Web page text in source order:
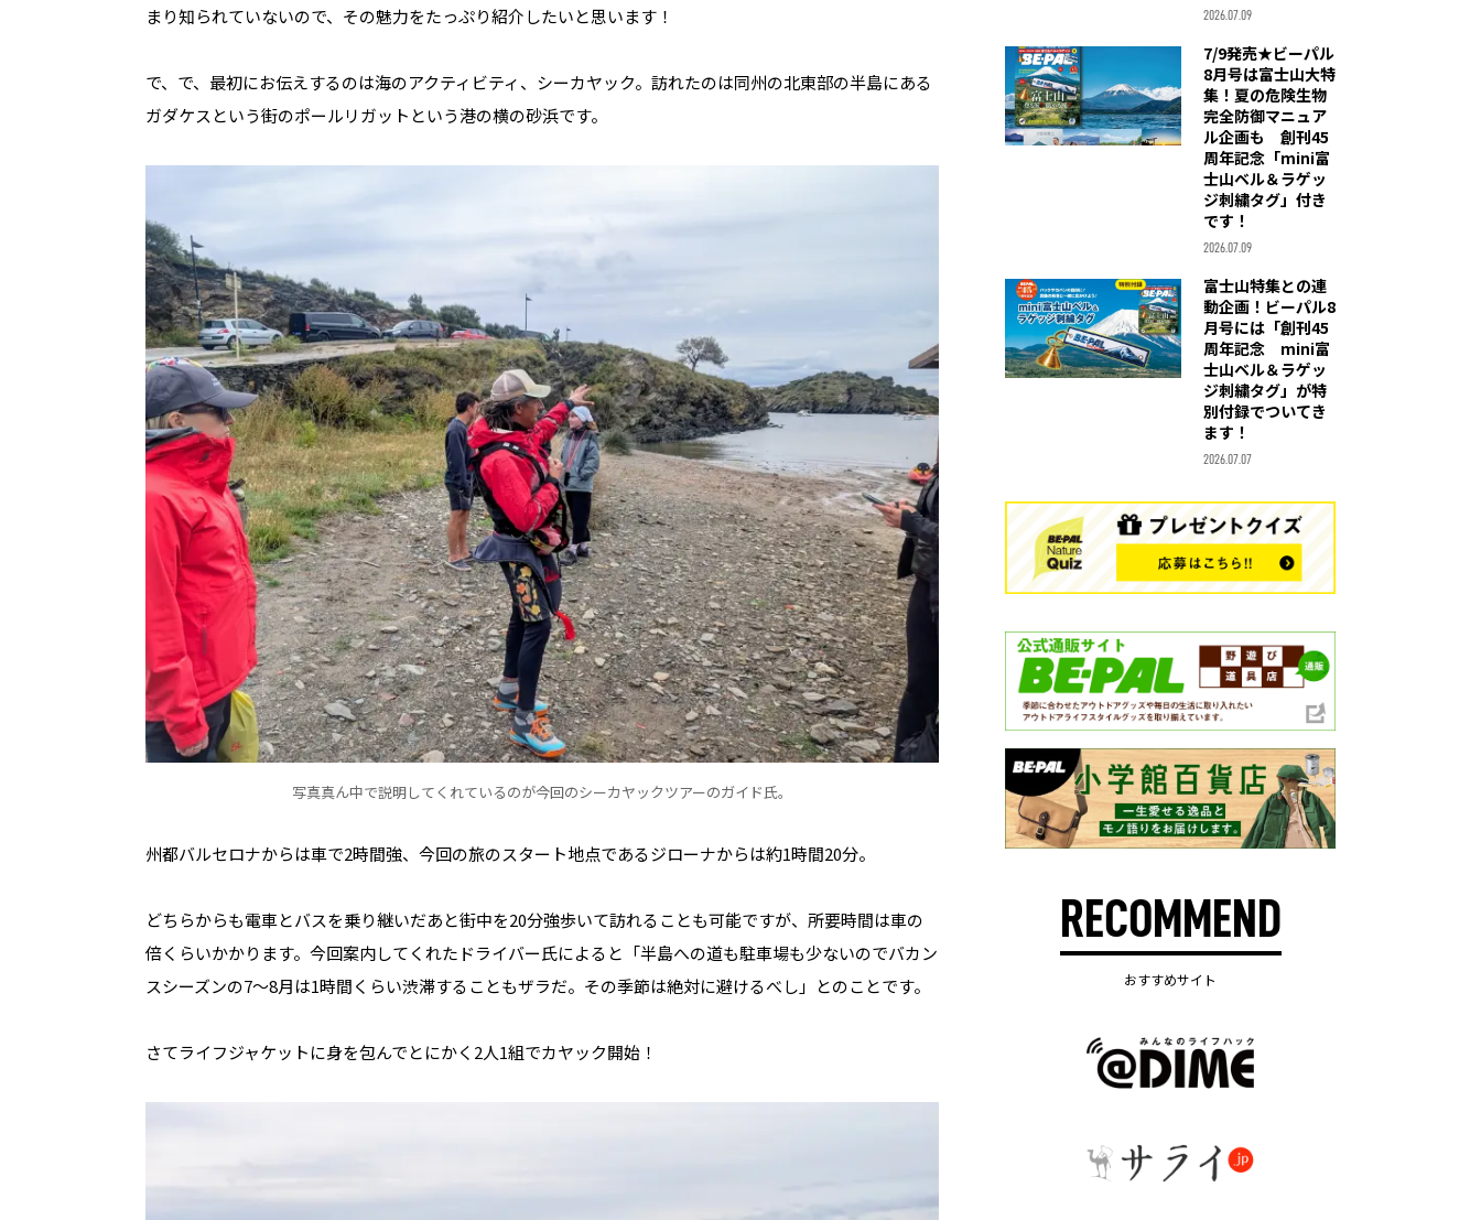
まり知られていないので、その魅力をたっぷり紹介したいと思います！
で、で、最初にお伝えするのは海のアクティビティ、シーカヤック。訪れたのは同州の北東部の半島にある
ガダケスという街のポールリガットという港の横の砂浜です。
写真真ん中で説明してくれているのが今回のシーカヤックツアーのガイド氏。
州都バルセロナからは車で2時間強、今回の旅のスタート地点であるジローナからは約1時間20分。
どちらからも電車とバスを乗り継いだあと街中を20分強歩いて訪れることも可能ですが、所要時間は車の
倍くらいかかります。今回案内してくれたドライバー氏によると「半島への道も駐車場も少ないのでバカン
スシーズンの7～8月は1時間くらい渋滞することもザラだ。その季節は絶対に避けるべし」とのことです。
さてライフジャケットに身を包んでとにかく2人1組でカヤック開始！
2026.07.09
7/9発売★ビーパル
8月号は富士山大特
集！夏の危険生物
完全防御マニュア
ル企画も 創刊45
周年記念「mini富
士山ベル＆ラゲッ
ジ刺繍タグ」付き
です！
2026.07.09
富士山特集との連
動企画！ビーパル8
月号には「創刊45
周年記念 mini富
士山ベル＆ラゲッ
ジ刺繍タグ」が特
別付録でついてき
ます！
2026.07.07
RECOMMEND
おすすめサイト